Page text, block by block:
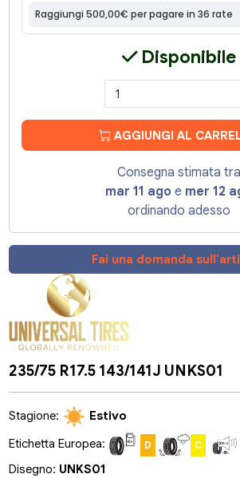
Disponibile
AGGIUNGI AL
Consegna stimata tra
mar 11 ago e mer 12
ordinando adesso
Fai una domanda
235/75 R17.5 143/141J UNKS01
Stagione:
Estivo
Etichetta Europea:
D C
Disegno: UNKS01